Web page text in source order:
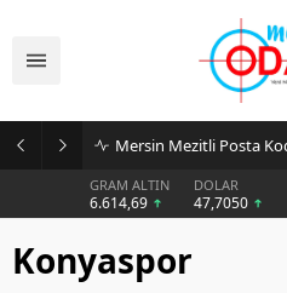
GRAM ALTIN
6.614,69
DOLAR
47,7050
Konyaspor